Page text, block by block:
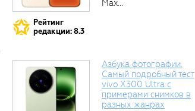
Рейтинг
редакции: 8.3
Max...
Азбука фотографии.
Самый подробный тест
vivo X300 Ultra с
примерами снимков в
разных жанрах